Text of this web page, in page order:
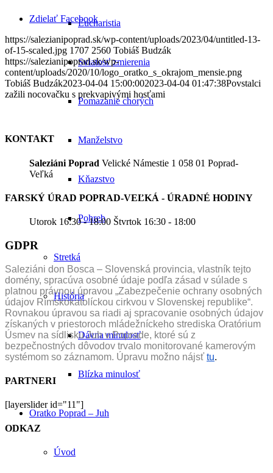
Eucharistia
Sviatosť zmierenia
Pomazanie chorých
Manželstvo
Kňazstvo
Pohreb
Stretká
História
Dávna minulosť
Blízka minulosť
Oratko Poprad – Juh
Úvod
Zdielať Facebook
https://salezianipoprad.sk/wp-content/uploads/2023/04/untitled-13-
of-15-scaled.jpg 1707 2560 Tobiáš Budzák
https://salezianipoprad.sk/wp-
content/uploads/2020/10/logo_oratko_s_okrajom_mensie.png
Tobiáš Budzák2023-04-04 15:00:002023-04-04 01:47:38Povstalci
zažili nocovačku s prekvapivými hosťami
KONTAKT
Saleziáni Poprad Velické Námestie 1 058 01 Poprad-
Veľká
FARSKÝ ÚRAD POPRAD-VEĽKÁ - ÚRADNÉ HODINY
Utorok 16:30 - 18:00 Štvrtok 16:30 - 18:00
GDPR
Saleziáni don Bosca – Slovenská provincia, vlastník tejto
domény, spracúva osobné údaje podľa zásad v súlade s
platnou právnou úpravou „Zabezpečenie ochrany osobných
údajov Rímskokatolíckou cirkvou v Slovenskej republike“.
Rovnakou úpravou sa riadi aj spracovanie osobných údajov
získaných v priestoroch mládežníckeho strediska Oratórium
Úsmev na sídlisku Juh v Poprade, ktoré sú z
bezpečnostných dôvodov trvalo monitorované kamerovým
systémom so záznamom. Úpravu možno nájsť tu.
PARTNERI
[layerslider id="11"]
ODKAZ